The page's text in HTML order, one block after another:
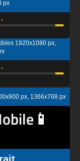
1920x1080 px,
px, 1366x768 px